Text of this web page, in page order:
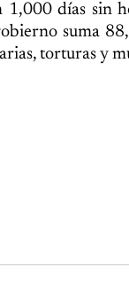
1,000 días sin
suma
torturas y